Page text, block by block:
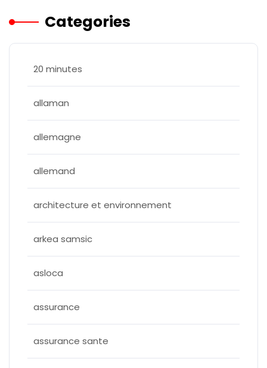
Categories
20 minutes
allaman
allemagne
allemand
architecture et environnement
arkea samsic
asloca
assurance
assurance sante